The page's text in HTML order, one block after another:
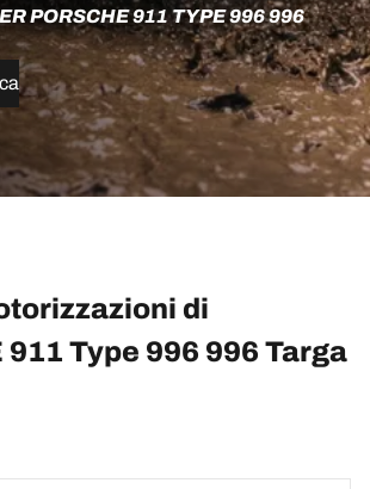
PORSCHE 911 TYPE 996 996
di
911 Type 996 996 Targa